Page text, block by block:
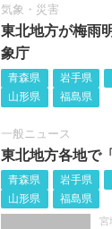
気象・災害
東北地方が梅雨
象庁
青森県 岩手県
山形県
福島県
一般ニュース
東北地方各地で
青森県 岩手県
山形県
福島県
宮